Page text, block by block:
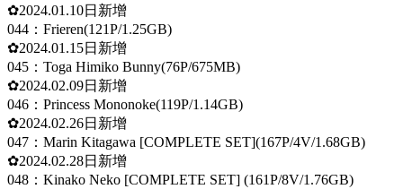
✿2024.01.10日新增
044：Frieren(121P/1.25GB)
✿2024.01.15日新增
045：Toga Himiko Bunny(76P/675MB)
✿2024.02.09日新增
046：Princess Mononoke(119P/1.14GB)
✿2024.02.26日新增
047：Marin Kitagawa [COMPLETE SET](167P/4V/1.68GB)
✿2024.02.28日新增
048：Kinako Neko [COMPLETE SET] (161P/8V/1.76GB)